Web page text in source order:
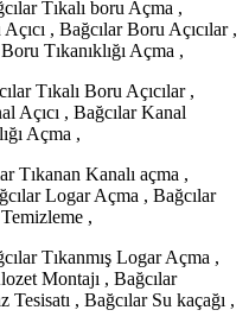
Tıkalı boru Açma ,
, Bağcılar Boru Açıcılar ,
Tıkanıklığı Açma ,
Tıkalı Boru Açıcılar ,
Açıcı , Bağcılar Kanal
Açma ,
Tıkanan Kanalı açma ,
Logar Açma , Bağcılar
,
Tıkanmış Logar Açma ,
Montajı , Bağcılar
, Bağcılar Su kaçağı ,